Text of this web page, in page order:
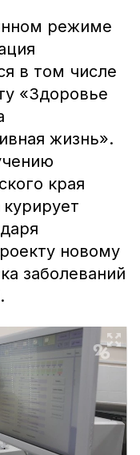
режиме
в том числе
«Здоровье
жизнь».
края
новому
заболеваний